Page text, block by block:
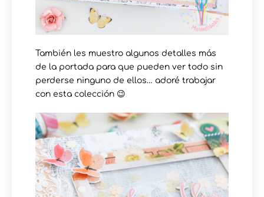
También les muestro algunos detalles más
de la portada para que pueden ver todo sin
perderse ninguno de ellos… adoré trabajar
con esta colección 😉